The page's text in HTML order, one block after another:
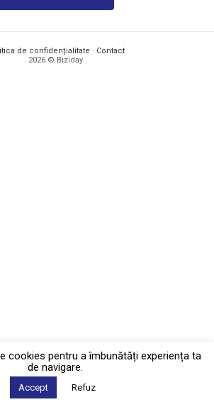
de confidențialitate · Contact
2026 © Biziday
cookies pentru a îmbunătăți experiența ta
de navigare.
Accept Refuz